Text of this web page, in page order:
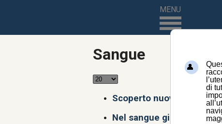
MENU
Sangue
Scoperto nuovo
Nel sangue giovane si